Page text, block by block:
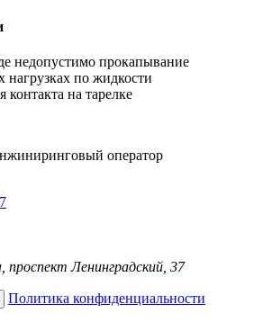
недопустимо прокапывание
нагрузках по жидкости
контакта на тарелке
оператор
проспект Ленинградский, 37
Политика конфиденциальности